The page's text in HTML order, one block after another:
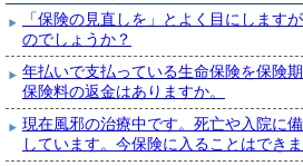
「保険の見直しを」とよく目にします
のでしょうか？
年払いで支払っている生命保険を保険
保険料の返金はありますか。
現在風邪の治療中です。死亡や入院に
しています。今保険に入ることはでき